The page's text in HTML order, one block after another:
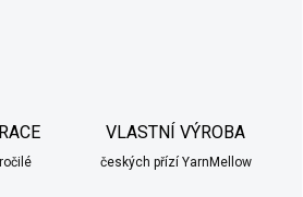
VLASTNÍ VÝROBA
českých přízí YarnMellow